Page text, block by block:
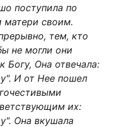
поступила по
матери своим.
тем, кто
не могли они
Богу, Она отвечала:
И от Нее пошел
их:
Она вкушала